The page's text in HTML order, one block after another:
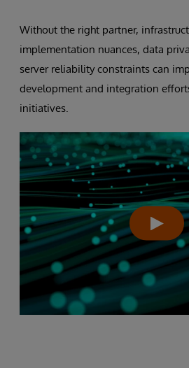
Without the right partner,
implementation nuances, data
server reliability constraints can
development and integration
initiatives.